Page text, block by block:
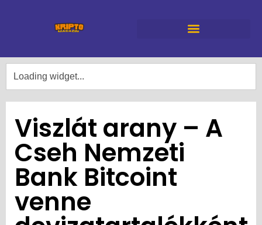
Viszlát arany – A
Cseh Nemzeti
Bank Bitcoint
venne